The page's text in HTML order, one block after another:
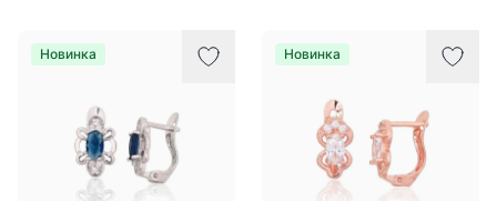
Новинка Новинка